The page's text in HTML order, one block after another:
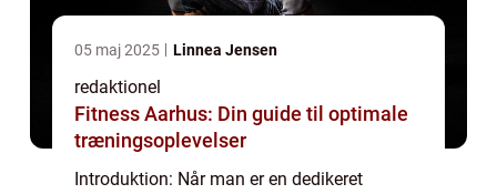
05 maj 2025 Linnea Jensen
redaktionel
Fitness Aarhus: Din guide til optimale
træningsoplevelser
Introduktion: Når man er en dedikeret